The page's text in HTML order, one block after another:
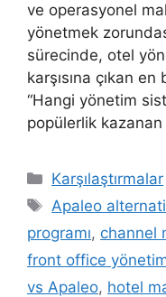
ve operasyonel
yönetmek
sürecinde, otel
karşısına çıkan
“Hangi yönetim
popülerlik kazanan
Kategoriler
Karşılaştırmalar
Etiketler
Apaleo
programı, channel
front office
vs Apaleo, hotel